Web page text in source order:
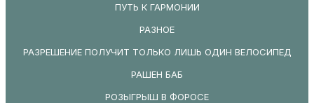
ПУТЬ К ГАРМОНИИ
РАЗНОЕ
РАЗРЕШЕНИЕ ПОЛУЧИТ ТОЛЬКО ЛИШЬ ОДИН ВЕЛОСИПЕД
РАШЕН БАБ
РОЗЫГРЫШ В ФОРОСЕ